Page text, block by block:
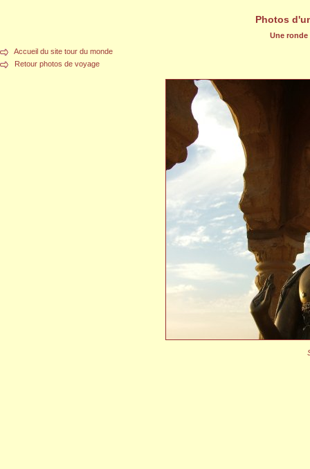
Photos
Une
Accueil du site tour du monde
Retour photos de voyage